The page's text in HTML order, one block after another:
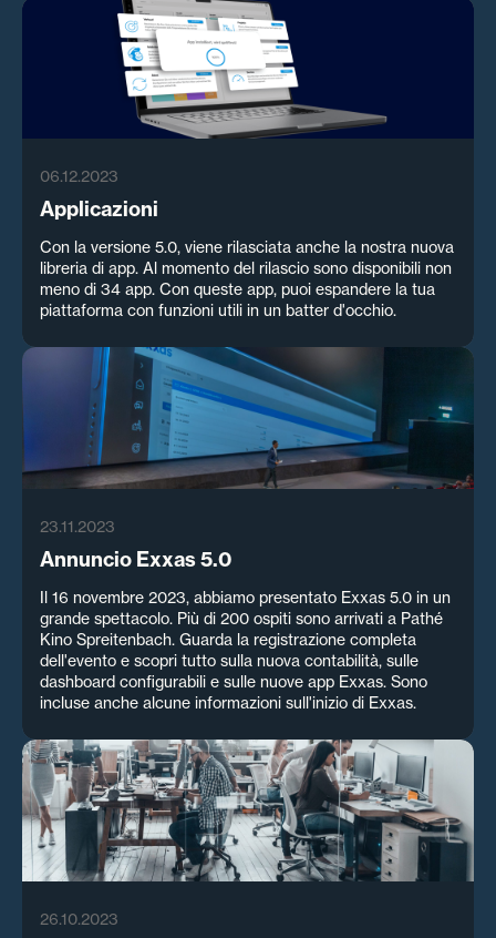
06.12.2023
Applicazioni
Con la versione 5.0, viene rilasciata anche la nostra nuova
libreria di app. Al momento del rilascio sono disponibili non
meno di 34 app. Con queste app, puoi espandere la tua
piattaforma con funzioni utili in un batter d'occhio.
23.11.2023
Annuncio Exxas 5.0
Il 16 novembre 2023, abbiamo presentato Exxas 5.0 in un
grande spettacolo. Più di 200 ospiti sono arrivati a Pathé
Kino Spreitenbach. Guarda la registrazione completa
dell'evento e scopri tutto sulla nuova contabilità, sulle
dashboard configurabili e sulle nuove app Exxas. Sono
incluse anche alcune informazioni sull'inizio di Exxas.
26.10.2023